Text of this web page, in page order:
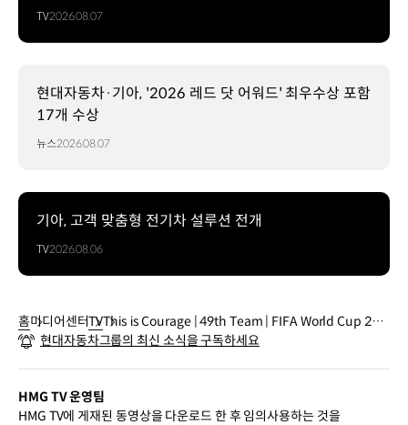
TV2026.08.07
현대자동차·기아, '2026 레드 닷 어워드' 최우수상 포함
17개 수상
뉴스2026.08.07
기아, 고객 맞춤형 전기차 설루션 전개
TV2026.08.06
홈미디어센터TVThis is Courage | 49th Team | FIFA World Cup 202
6™
현대자동차그룹의 최신 소식을 구독하세요
HMG TV 운영팀
HMG TV에 게재된 동영상을 다운로드 한 후 임의사용하는 것을